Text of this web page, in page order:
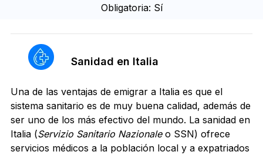
Obligatoria: Sí
Sanidad en Italia
Una de las ventajas de emigrar a Italia es que el
sistema sanitario es de muy buena calidad, además de
ser uno de los más efectivo del mundo. La sanidad en
Italia (Servizio Sanitario Nazionaleo SSN) ofrece
servicios médicos a la población local y a expatriados